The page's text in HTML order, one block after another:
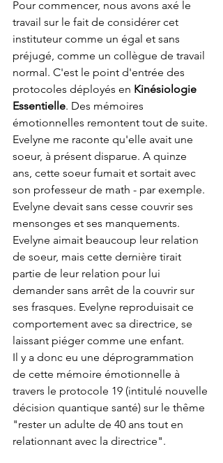
Pour commencer, nous avons axé le
travail sur le fait de considérer cet
instituteur comme un égal et sans
préjugé, comme un collègue de travail
normal. C'est le point d'entrée des
protocoles déployés en Kinésiologie
Essentielle. Des mémoires
émotionnelles remontent tout de suite.
Evelyne me raconte qu'elle avait une
soeur, à présent disparue. A quinze
ans, cette soeur fumait et sortait avec
son professeur de math - par exemple.
Evelyne devait sans cesse couvrir ses
mensonges et ses manquements.
Evelyne aimait beaucoup leur relation
de soeur, mais cette dernière tirait
partie de leur relation pour lui
demander sans arrêt de la couvrir sur
ses frasques. Evelyne reproduisait ce
comportement avec sa directrice, se
laissant piéger comme une enfant.
Il y a donc eu une déprogrammation
de cette mémoire émotionnelle à
travers le protocole 19 (intitulé nouvelle
décision quantique santé) sur le thême
"rester un adulte de 40 ans tout en
relationnant avec la directrice".